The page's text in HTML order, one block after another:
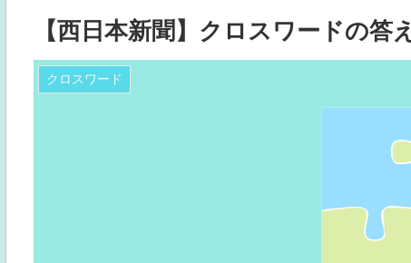
【西日本新聞】クロスワードの答
クロスワード